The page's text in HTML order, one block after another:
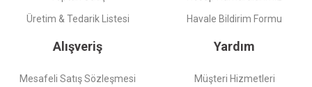
Üretim & Tedarik Listesi
Havale Bildirim Formu
Alışveriş
Mesafeli Satış Sözleşmesi
Yardım
Müşteri Hizmetleri